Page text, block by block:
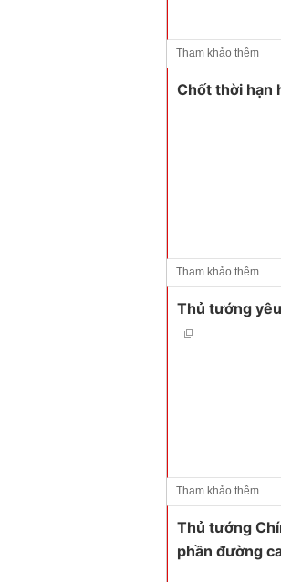
Tham khảo thêm
Chốt thời hạn
Tham khảo thêm
Thủ tướng
Tham khảo thêm
Thủ tướng
phần đường